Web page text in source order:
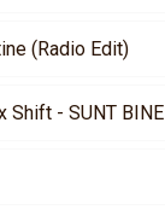
(Radio Edit)
Shift - SUNT BINE